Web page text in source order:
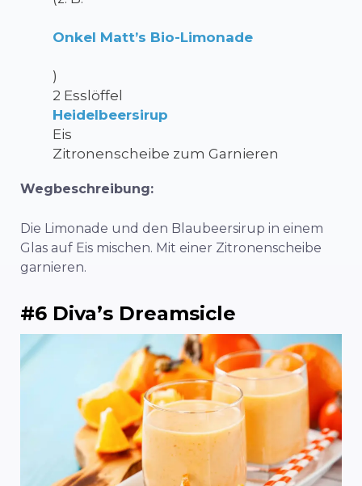
Onkel Matt’s Bio-Limonade
)
2 Esslöffel
Heidelbeersirup
Eis
Zitronenscheibe zum Garnieren
Wegbeschreibung:
Die Limonade und den Blaubeersirup in einem
Glas auf Eis mischen. Mit einer Zitronenscheibe
garnieren.
#6 Diva’s Dreamsicle